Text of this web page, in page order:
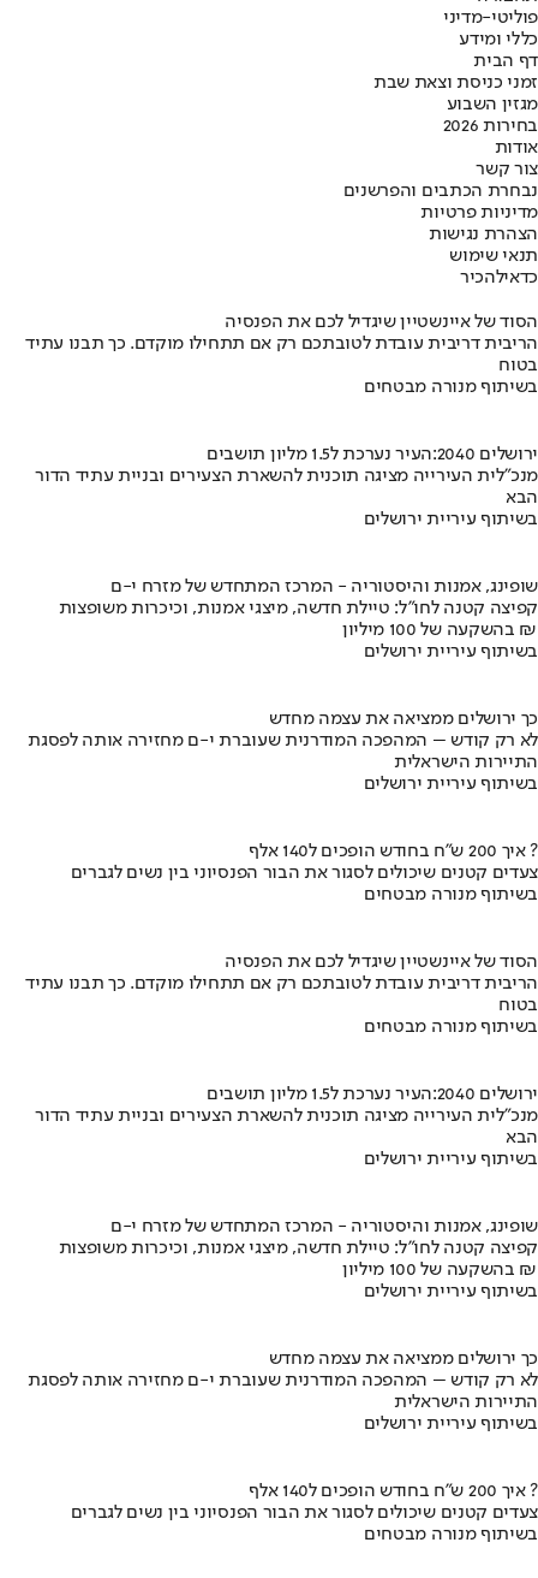
פוליטי-מדיני
כללי ומידע
דף הבית
זמני כניסת וצאת שבת
מגזין השבוע
בחירות 2026
אודות
צור קשר
נבחרת הכתבים והפרשנים
מדיניות פרטיות
הצהרת נגישות
תנאי שימוש
כדאילהכיר
הסוד של איינשטיין שיגדיל לכם את הפנסיה
הריבית דריבית עובדת לטובתכם רק אם תתחילו מוקדם. כך תבנו עתיד
בטוח
בשיתוף מנורה מבטחים
ירושלים 2040:העיר נערכת ל1.5 מליון תושבים
מנכ"לית העירייה מציגה תוכנית להשארת הצעירים ובניית עתיד הדור
הבא
בשיתוף עיריית ירושלים
שופינג, אמנות והיסטוריה - המרכז המתחדש של מזרח י-ם
קפיצה קטנה לחו"ל: טיילת חדשה, מיצגי אמנות, וכיכרות משופצות
בהשקעה של 100 מיליון ₪
בשיתוף עיריית ירושלים
כך ירושלים ממציאה את עצמה מחדש
לא רק קודש – המהפכה המודרנית שעוברת י-ם מחזירה אותה לפסגת
התיירות הישראלית
בשיתוף עיריית ירושלים
איך 200 ש"ח בחודש הופכים ל140 אלף ?
צעדים קטנים שיכולים לסגור את הבור הפנסיוני בין נשים לגברים
בשיתוף מנורה מבטחים
הסוד של איינשטיין שיגדיל לכם את הפנסיה
הריבית דריבית עובדת לטובתכם רק אם תתחילו מוקדם. כך תבנו עתיד
בטוח
בשיתוף מנורה מבטחים
ירושלים 2040:העיר נערכת ל1.5 מליון תושבים
מנכ"לית העירייה מציגה תוכנית להשארת הצעירים ובניית עתיד הדור
הבא
בשיתוף עיריית ירושלים
שופינג, אמנות והיסטוריה - המרכז המתחדש של מזרח י-ם
קפיצה קטנה לחו"ל: טיילת חדשה, מיצגי אמנות, וכיכרות משופצות
בהשקעה של 100 מיליון ₪
בשיתוף עיריית ירושלים
כך ירושלים ממציאה את עצמה מחדש
לא רק קודש – המהפכה המודרנית שעוברת י-ם מחזירה אותה לפסגת
התיירות הישראלית
בשיתוף עיריית ירושלים
איך 200 ש"ח בחודש הופכים ל140 אלף ?
צעדים קטנים שיכולים לסגור את הבור הפנסיוני בין נשים לגברים
בשיתוף מנורה מבטחים